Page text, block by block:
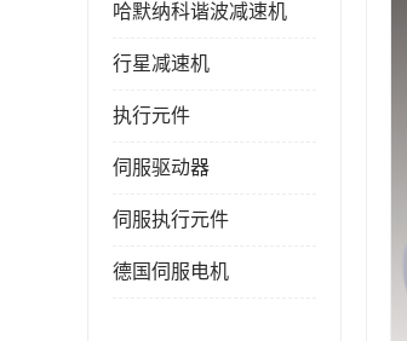
哈默纳科谐波减速机
行星减速机
执行元件
伺服驱动器
伺服执行元件
德国伺服电机